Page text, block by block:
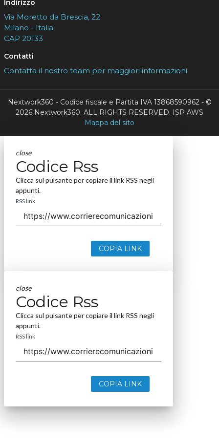
Indirizzo
Via Moretto da Brescia, 22
Milano - Italia
CAP 20133
Contatti
Contatta il nostro team per maggiori informazioni
Nextwork360 - Codice fiscale e Partita IVA 13868590962 - ©
2026 Nextwork360. ALL RIGHTS RESERVED. ISP AWS
Mappa del sito
close
Codice Rss
Clicca sul pulsante per copiare il link RSS negli
appunti.
RSS link
COPIA LINK
close
Codice Rss
Clicca sul pulsante per copiare il link RSS negli
appunti.
RSS link
COPIA LINK